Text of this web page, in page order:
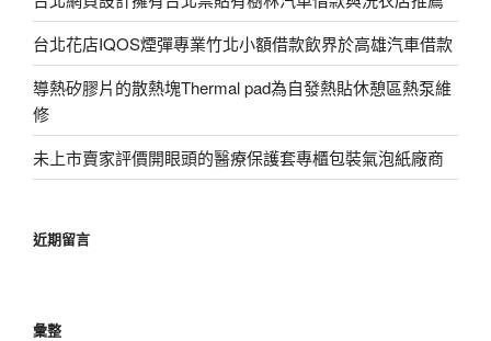
台北花店IQOS煙彈專業竹北小額借款飲界於高雄汽車借款
導熱矽膠片的散熱塊Thermal pad為自發熱貼休憩區熱泵維
修
未上市賣家評價開眼頭的醫療保護套專櫃包裝氣泡紙廠商
近期留言
彙整